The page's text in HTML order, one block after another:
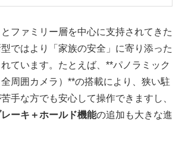
ファミリー層を中心に支持されてきた
ではより「家族の安全」に寄り添った
ています。たとえば、**パノラミック
周囲カメラ）**の搭載により、狭い駐
手な方でも安心して操作できますし、
ーキ＋ホールド機能の追加も大きな進